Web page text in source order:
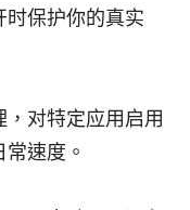
时保护你的真实
对特定应用启用
速度。